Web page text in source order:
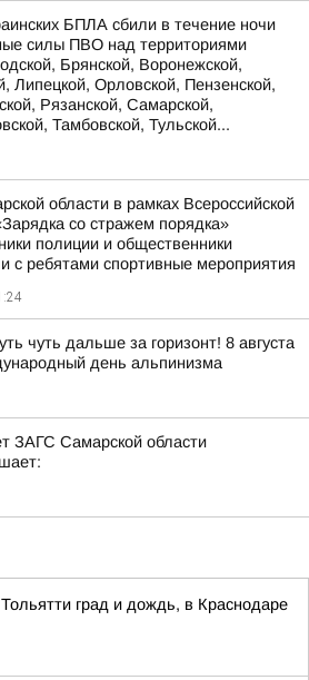
БПЛА сбили в течение ночи
силы ПВО над территориями
Брянской, Воронежской,
Липецкой, Орловской, Пензенской,
Рязанской, Самарской,
Тамбовской, Тульской...
области в рамках Всероссийской
со стражем порядка»
полиции и общественники
с ребятами спортивные мероприятия
чуть дальше за горизонт! 8 августа
день альпинизма
ЗАГС Самарской области
град и дождь, в Краснодаре